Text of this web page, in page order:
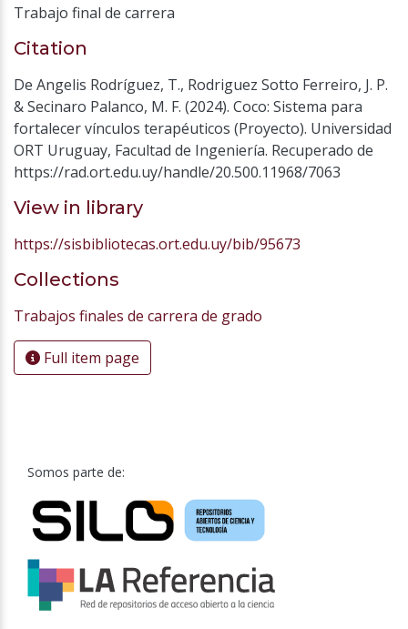
Trabajo final de carrera
Citation
De Angelis Rodríguez, T., Rodriguez Sotto Ferreiro, J. P.
& Secinaro Palanco, M. F. (2024). Coco: Sistema para
fortalecer vínculos terapéuticos (Proyecto). Universidad
ORT Uruguay, Facultad de Ingeniería. Recuperado de
https://rad.ort.edu.uy/handle/20.500.11968/7063
View in library
https://sisbibliotecas.ort.edu.uy/bib/95673
Collections
Trabajos finales de carrera de grado
Full item page
Somos parte de: